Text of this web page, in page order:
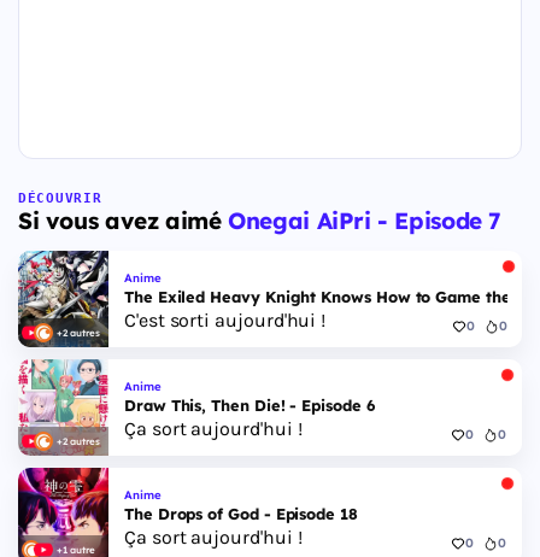
DÉCOUVRIR
Si vous avez aiméOnegai AiPri - Episode 7
+2 autres
Anime
The Exiled Heavy Knight Knows How to Game the
C'est sorti aujourd'hui ! 0 0
+2 autres
Anime
Draw This, Then Die! - Episode 6
Ça sort aujourd'hui ! 0 0
+1 autre
Anime
The Drops of God - Episode 18
Ça sort aujourd'hui ! 0 0